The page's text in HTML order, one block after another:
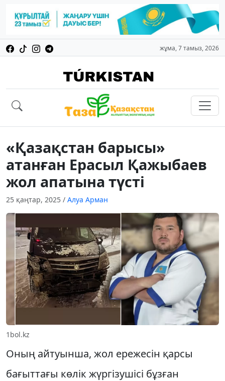
жұма, 7 тамыз, 2026
«Қазақстан барысы»
атанған Ерасыл Қажыбаев
жол апатына түсті
25 қаңтар, 2025 / Алуа Арман
1bol.kz
Оның айтуынша, жол ережесін қарсы
бағыттағы көлік жүргізушісі бұзған